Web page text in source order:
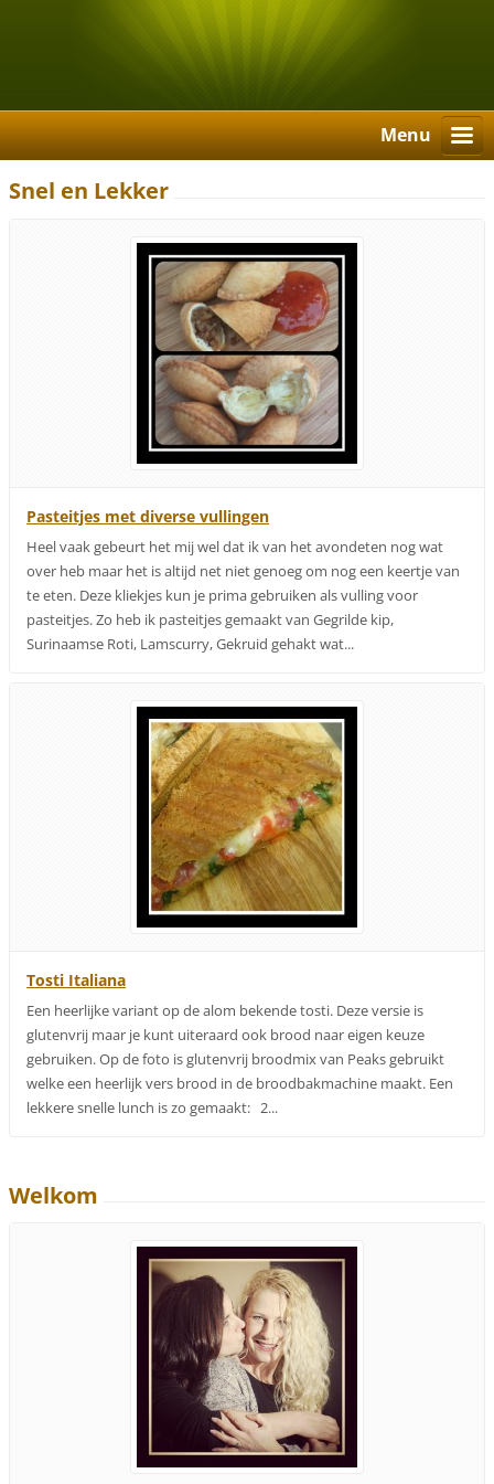
Menu
Snel en Lekker
Pasteitjes met diverse vullingen
Heel vaak gebeurt het mij wel dat ik van het avondeten nog wat
over heb maar het is altijd net niet genoeg om nog een keertje van
te eten. Deze kliekjes kun je prima gebruiken als vulling voor
pasteitjes. Zo heb ik pasteitjes gemaakt van Gegrilde kip,
Surinaamse Roti, Lamscurry, Gekruid gehakt wat...
Tosti Italiana
Een heerlijke variant op de alom bekende tosti. Deze versie is
glutenvrij maar je kunt uiteraard ook brood naar eigen keuze
gebruiken. Op de foto is glutenvrij broodmix van Peaks gebruikt
welke een heerlijk vers brood in de broodbakmachine maakt. Een
lekkere snelle lunch is zo gemaakt: 2...
Welkom